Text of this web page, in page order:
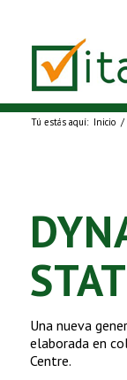
Tú estás aquí: Inicio /
Una nueva
elaborada en
Centre.